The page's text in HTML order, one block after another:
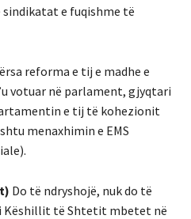
e fuqishme të
reforma e tij e madhe e
votuar në parlament, gjyqtari
e tij të kohezionit
menaxhimin e EMS
Do të ndryshojë, nuk do të
i Këshillit të Shtetit mbetet në